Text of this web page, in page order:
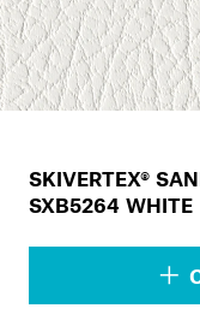
SKIVERTEX®
SXB5264 WHITE